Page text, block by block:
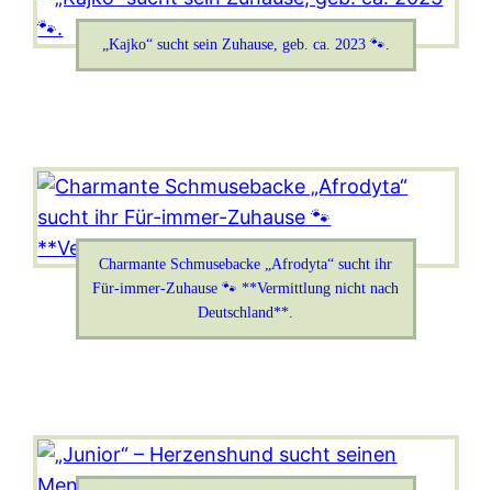
„Kajko“ sucht sein Zuhause, geb. ca. 2023 🐾.
Charmante Schmusebacke „Afrodyta“ sucht ihr
Für-immer-Zuhause 🐾 **Vermittlung nicht nach
Deutschland**.